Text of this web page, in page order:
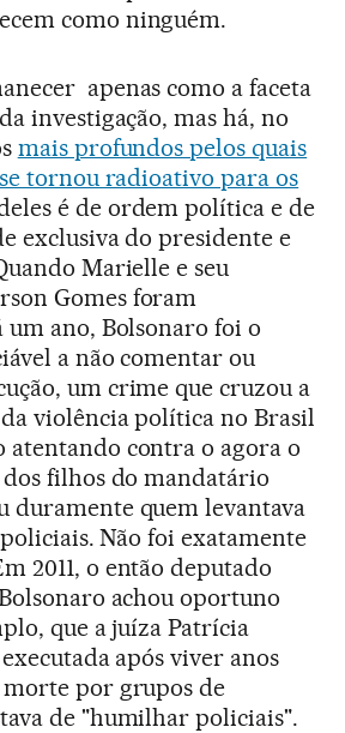
como ninguém.
apenas como a faceta
investigação, mas há, no
mais profundos pelos quais
tornou radioativo para os
é de ordem política e de
exclusiva do presidente e
Marielle e seu
Gomes foram
um ano, Bolsonaro foi o
a não comentar ou
um crime que cruzou a
violência política no Brasil
atentando contra o agora o
filhos do mandatário
duramente quem levantava
Não foi exatamente
2011, o então deputado
achou oportuno
que a juíza Patrícia
após viver anos
por grupos de
de "humilhar policiais".